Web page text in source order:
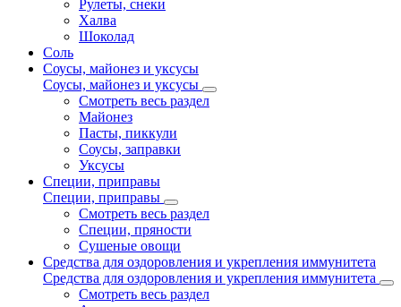
Рулеты, снеки
Халва
Шоколад
Соль
Соусы, майонез и уксусы
Соусы, майонез и уксусы
Смотреть весь раздел
Майонез
Пасты, пиккули
Соусы, заправки
Уксусы
Специи, приправы
Специи, приправы
Смотреть весь раздел
Специи, пряности
Сушеные овощи
Средства для оздоровления и укрепления иммунитета
Средства для оздоровления и укрепления иммунитета
Смотреть весь раздел